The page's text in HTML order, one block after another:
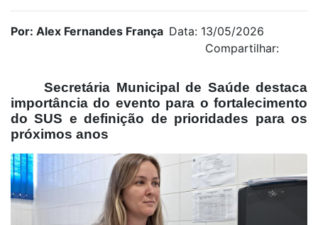
Por: Alex Fernandes França Data: 13/05/2026
Compartilhar:
Secretária Municipal de Saúde destaca
importância do evento para o fortalecimento
do SUS e definição de prioridades para os
próximos anos